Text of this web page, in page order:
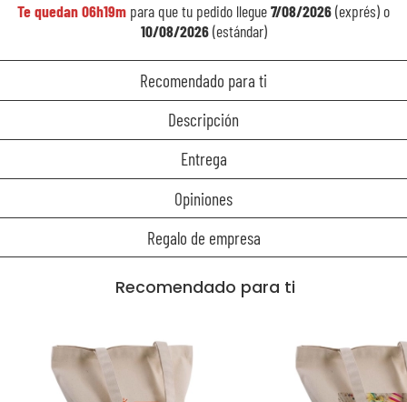
Te quedan06h19m para que tu pedido llegue7/08/2026(exprés) o
10/08/2026(estándar)
Recomendado para ti
Descripción
Entrega
Opiniones
Regalo de empresa
Recomendado para ti